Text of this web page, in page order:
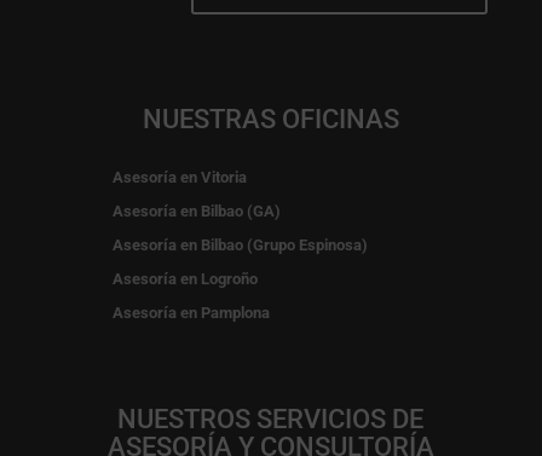
NUESTRAS OFICINAS
Asesoría en Vitoria
Asesoría en Bilbao (GA)
Asesoría en Bilbao (Grupo Espinosa)
Asesoría en Logroño
Asesoría en Pamplona
NUESTROS SERVICIOS DE
ASESORÍA Y CONSULTORÍA